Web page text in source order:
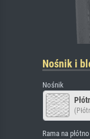
Nośnik i
Nośnik
Rama na płótno